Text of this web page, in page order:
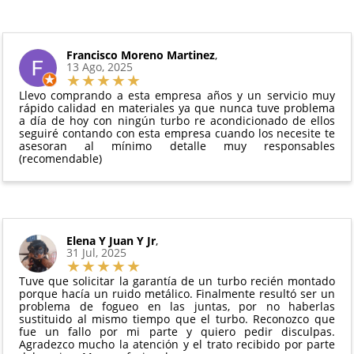
y compresores de aire acondicionado.
Todas nuestras garantías cumplen con la legislación
vigente. Consulta nuestras
para más información.
pedido.
El productono debe haber sido montado ni
manipulado
Debe devolverse en su
perfectas condiciones
Francisco Moreno Martinez,
13 Ago, 2025
Llevo comprando a esta empresa años y un servicio muy
rápido calidad en materiales ya que nunca tuve problema
a día de hoy con ningún turbo re acondicionado de ellos
seguiré contando con esta empresa cuando los necesite te
asesoran al mínimo detalle muy responsables
(recomendable)
Elena Y Juan Y Jr,
31 Jul, 2025
Tuve que solicitar la garantía de un turbo recién montado
porque hacía un ruido metálico. Finalmente resultó ser un
problema de fogueo en las juntas, por no haberlas
sustituido al mismo tiempo que el turbo. Reconozco que
fue un fallo por mi parte y quiero pedir disculpas.
Agradezco mucho la atención y el trato recibido por parte